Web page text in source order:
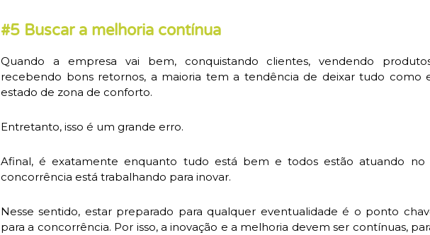
#5 Buscar a melhoria contínua
Quando a empresa vai bem, conquistando clientes, vendendo
recebendo bons retornos, a maioria tem a tendência de deixar tudo como
estado de zona de conforto.
Entretanto, isso é um grande erro.
Afinal, é exatamente enquanto tudo está bem e todos estão atuando no
concorrência está trabalhando para inovar.
Nesse sentido, estar preparado para qualquer eventualidade é o ponto
para a concorrência. Por isso, a inovação e a melhoria devem ser contínuas,